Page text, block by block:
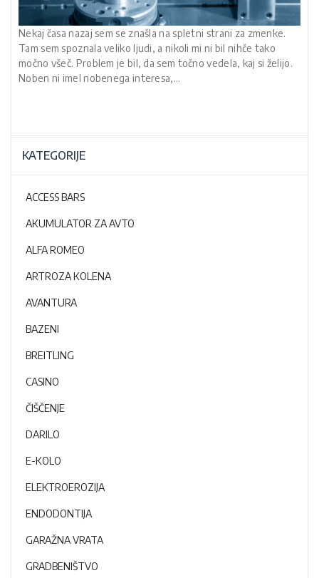
Nekaj časa nazaj sem se znašla na spletni strani za zmenke.
Tam sem spoznala veliko ljudi, a nikoli mi ni bil nihče tako
močno všeč. Problem je bil, da sem točno vedela, kaj si želijo.
Noben ni imel nobenega interesa,…
KATEGORIJE
ACCESS BARS
AKUMULATOR ZA AVTO
ALFA ROMEO
ARTROZA KOLENA
AVANTURA
BAZENI
BREITLING
CASINO
ČIŠČENJE
DARILO
E-KOLO
ELEKTROEROZIJA
ENDODONTIJA
GARAŽNA VRATA
GRADBENIŠTVO